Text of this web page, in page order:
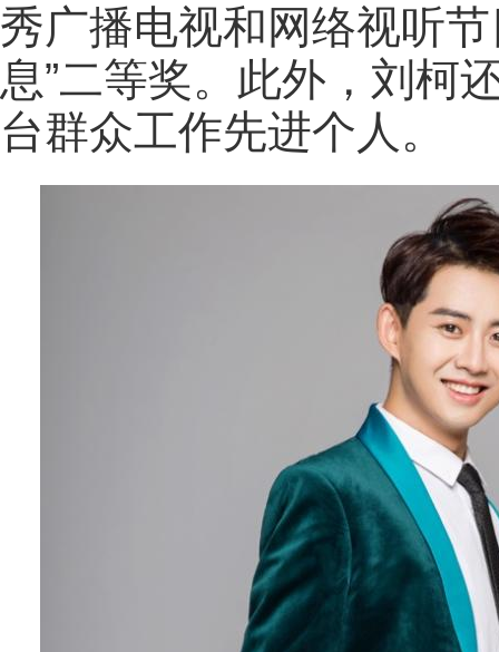
秀广播电视和网络视听
息”二等奖。此外，刘柯
台群众工作先进个人。